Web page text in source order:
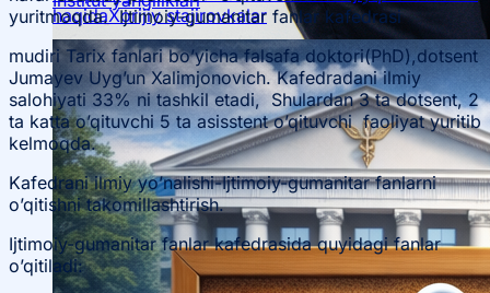
Ta’lim yoʻnalishlari haqida
Bakalavr
haqidaXorijiy stajirovkalar
yuritmoqda. Ijtimoiy-gumanitar fanlar kafedrasi
mudiri Tarix fanlari bo’yicha falsafa doktori(PhD),dotsent
Jumayev Uyg’un Xalimjonovich. Kafedradani ilmiy
salohiyati 33% ni tashkil etadi, Shulardan 3 ta dotsent, 2
ta katta o’qituvchi 5 ta asisstent o’qituvchi faoliyat yuritib
kelmoqda.
Kafedrani ilmiy yo’nalishi-Ijtimoiy-gumanitar fanlarni
o’qitishni takomillashtirish.
Ijtimoiy-gumanitar fanlar kafedrasida quyidagi fanlar
o’qitiladi: